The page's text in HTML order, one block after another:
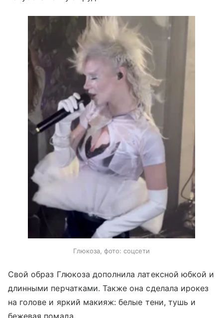
Глюкоза, фото: соцсети
Свой образ Глюкоза дополнила латексной юбкой и
длинными перчатками. Также она сделала ирокез
на голове и яркий макияж: белые тени, тушь и
бежевая помада.